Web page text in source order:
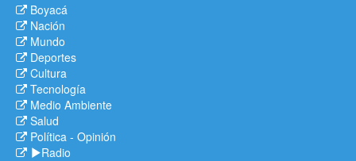
Boyacá
Nación
Mundo
Deportes
Cultura
Tecnología
Medio Ambiente
Salud
Política - Opinión
Radio